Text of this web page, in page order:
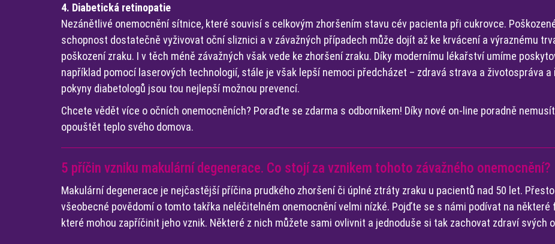
4. Diabetická retinopatie
Nezánětlivé onemocnění sítnice, které souvisí s celkovým zhoršením stavu cév pacienta při cukrovce.
schopnost dostatečně vyživovat oční sliznici a v závažných případech může dojít až ke krvácení a výraznému
poškození zraku. I v těch méně závažných však vede ke zhoršení zraku. Díky modernímu lékařství umíme
například pomocí laserových technologií, stále je však lepší nemoci předcházet – zdravá strava a životospráva a
pokyny diabetologů jsou tou nejlepší možnou prevencí.
Chcete vědět více o očních onemocněních? Poraďte se zdarma s odborníkem! Díky nové on-line poradně
opouštět teplo svého domova.
5 příčin vzniku makulární degenerace. Co stojí za vznikem tohoto závažného onemocnění?
Makulární degenerace je nejčastější příčina prudkého zhoršení či úplné ztráty zraku u pacientů nad 50 let.
všeobecné povědomí o tomto takřka neléčitelném onemocnění velmi nízké. Pojďte se s námi podívat na některé
které mohou zapříčinit jeho vznik. Některé z nich můžete sami ovlivnit a jednoduše si tak zachovat zdraví svých